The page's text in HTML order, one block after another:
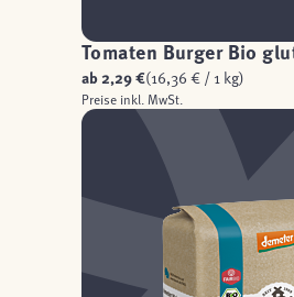
Tomaten Burger Bio
ab 2,29 €(16,36 € / 1 kg)
Preise inkl. MwSt.